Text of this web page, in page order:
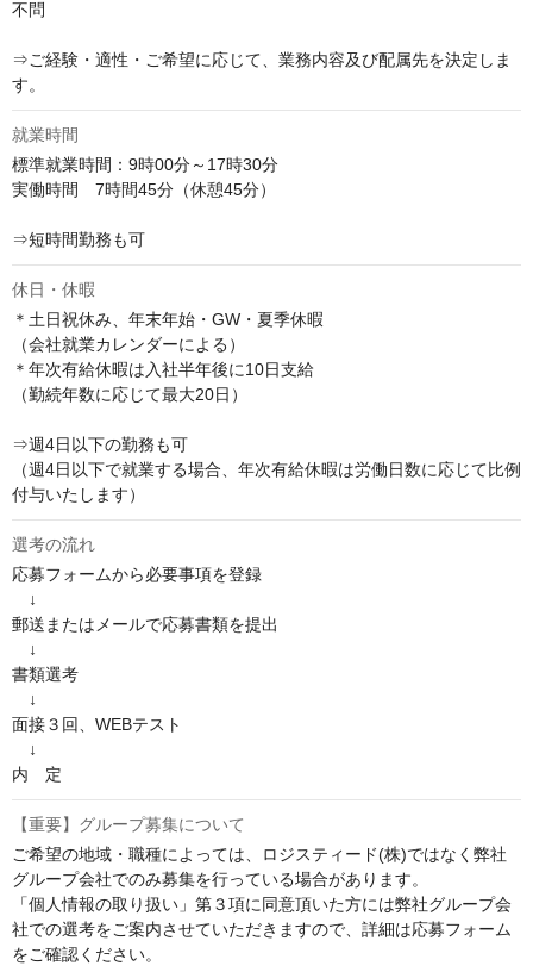
不問
⇒ご経験・適性・ご希望に応じて、業務内容及び配属先を決定しま
す。
就業時間
標準就業時間：9時00分～17時30分
実働時間　7時間45分（休憩45分）
⇒短時間勤務も可
休日・休暇
＊土日祝休み、年末年始・GW・夏季休暇
（会社就業カレンダーによる）
＊年次有給休暇は入社半年後に10日支給
（勤続年数に応じて最大20日）
⇒週4日以下の勤務も可
（週4日以下で就業する場合、年次有給休暇は労働日数に応じて比例
付与いたします）
選考の流れ
応募フォームから必要事項を登録
↓
郵送またはメールで応募書類を提出
↓
書類選考
↓
面接３回、WEBテスト
↓
内　定
【重要】グループ募集について
ご希望の地域・職種によっては、ロジスティード(株)ではなく弊社
グループ会社でのみ募集を行っている場合があります。
「個人情報の取り扱い」第３項に同意頂いた方には弊社グループ会
社での選考をご案内させていただきますので、詳細は応募フォーム
をご確認ください。